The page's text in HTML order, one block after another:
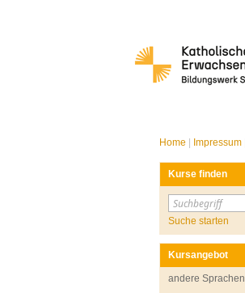
Home Impressum
Kurse finden
Suche starten
Kursangebot
andere Sprachen